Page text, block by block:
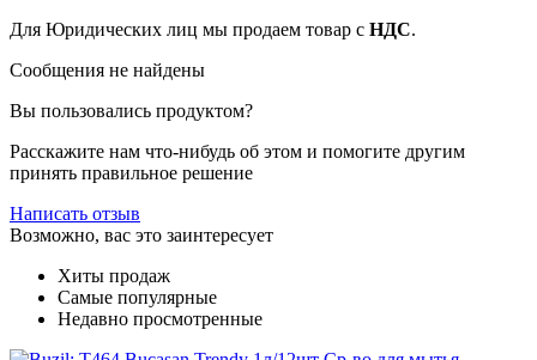
Для Юридических лиц мы продаем товар с НДС.
Сообщения не найдены
Вы пользовались продуктом?
Расскажите нам что-нибудь об этом и помогите другим
принять правильное решение
Написать отзыв
Возможно, вас это заинтересует
Хиты продаж
Самые популярные
Недавно просмотренные